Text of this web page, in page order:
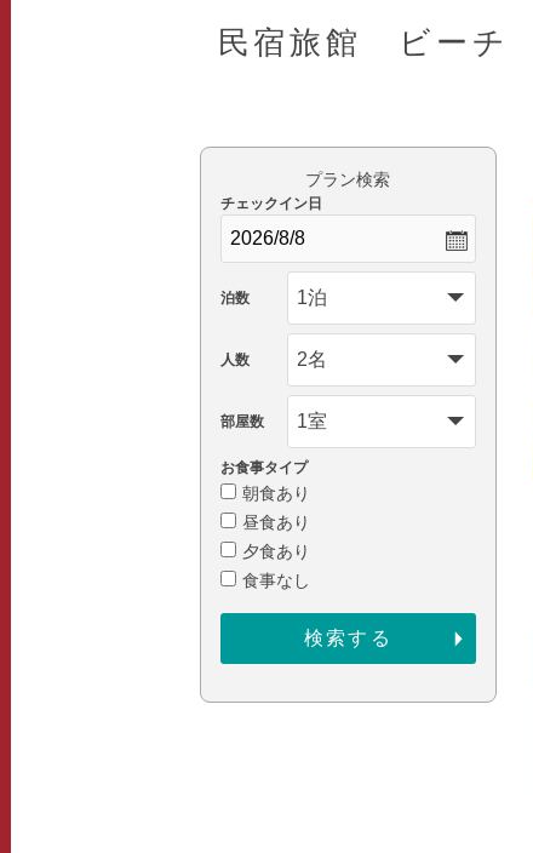
民宿旅館 ビーチ
プラン検索
チェックイン日
泊数
人数
部屋数
お食事タイプ
朝食あり
昼食あり
夕食あり
食事なし